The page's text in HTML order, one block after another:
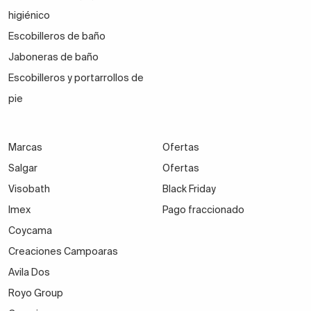
higiénico
Escobilleros de baño
Jaboneras de baño
Escobilleros y portarrollos de
pie
Marcas
Salgar
Visobath
Imex
Coycama
Creaciones Campoaras
Avila Dos
Royo Group
Ofertas
Ofertas
Black Friday
Pago fraccionado